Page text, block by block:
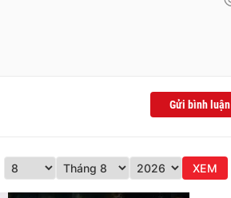
Gửi bình luận
XEM